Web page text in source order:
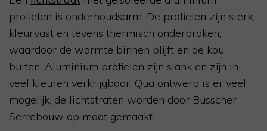
profielen is onderhoudsarm. De profielen zijn sterk,
kleurvast en tevens thermisch onderbroken,
waardoor de warmte binnen blijft en de kou
buiten. Aluminium profielen zijn slank en zijn in
veel kleuren verkrijgbaar. Qua ontwerp is er veel
mogelijk, de lichtstraten worden door Busscher
Serrebouw op maat gemaakt.